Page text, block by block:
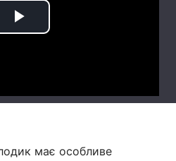
має особливе